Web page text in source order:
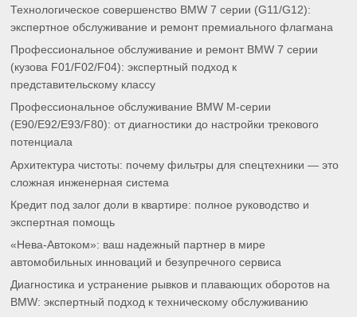
Технологическое совершенство BMW 7 серии (G11/G12):
экспертное обслуживание и ремонт премиального флагмана
Профессиональное обслуживание и ремонт BMW 7 серии
(кузова F01/F02/F04): экспертный подход к
представительскому классу
Профессиональное обслуживание BMW M-серии
(E90/E92/E93/F80): от диагностики до настройки трекового
потенциала
Архитектура чистоты: почему фильтры для спецтехники — это
сложная инженерная система
Кредит под залог доли в квартире: полное руководство и
экспертная помощь
«Нева-Автоком»: ваш надежный партнер в мире
автомобильных инноваций и безупречного сервиса
Диагностика и устранение рывков и плавающих оборотов на
BMW: экспертный подход к техническому обслуживанию